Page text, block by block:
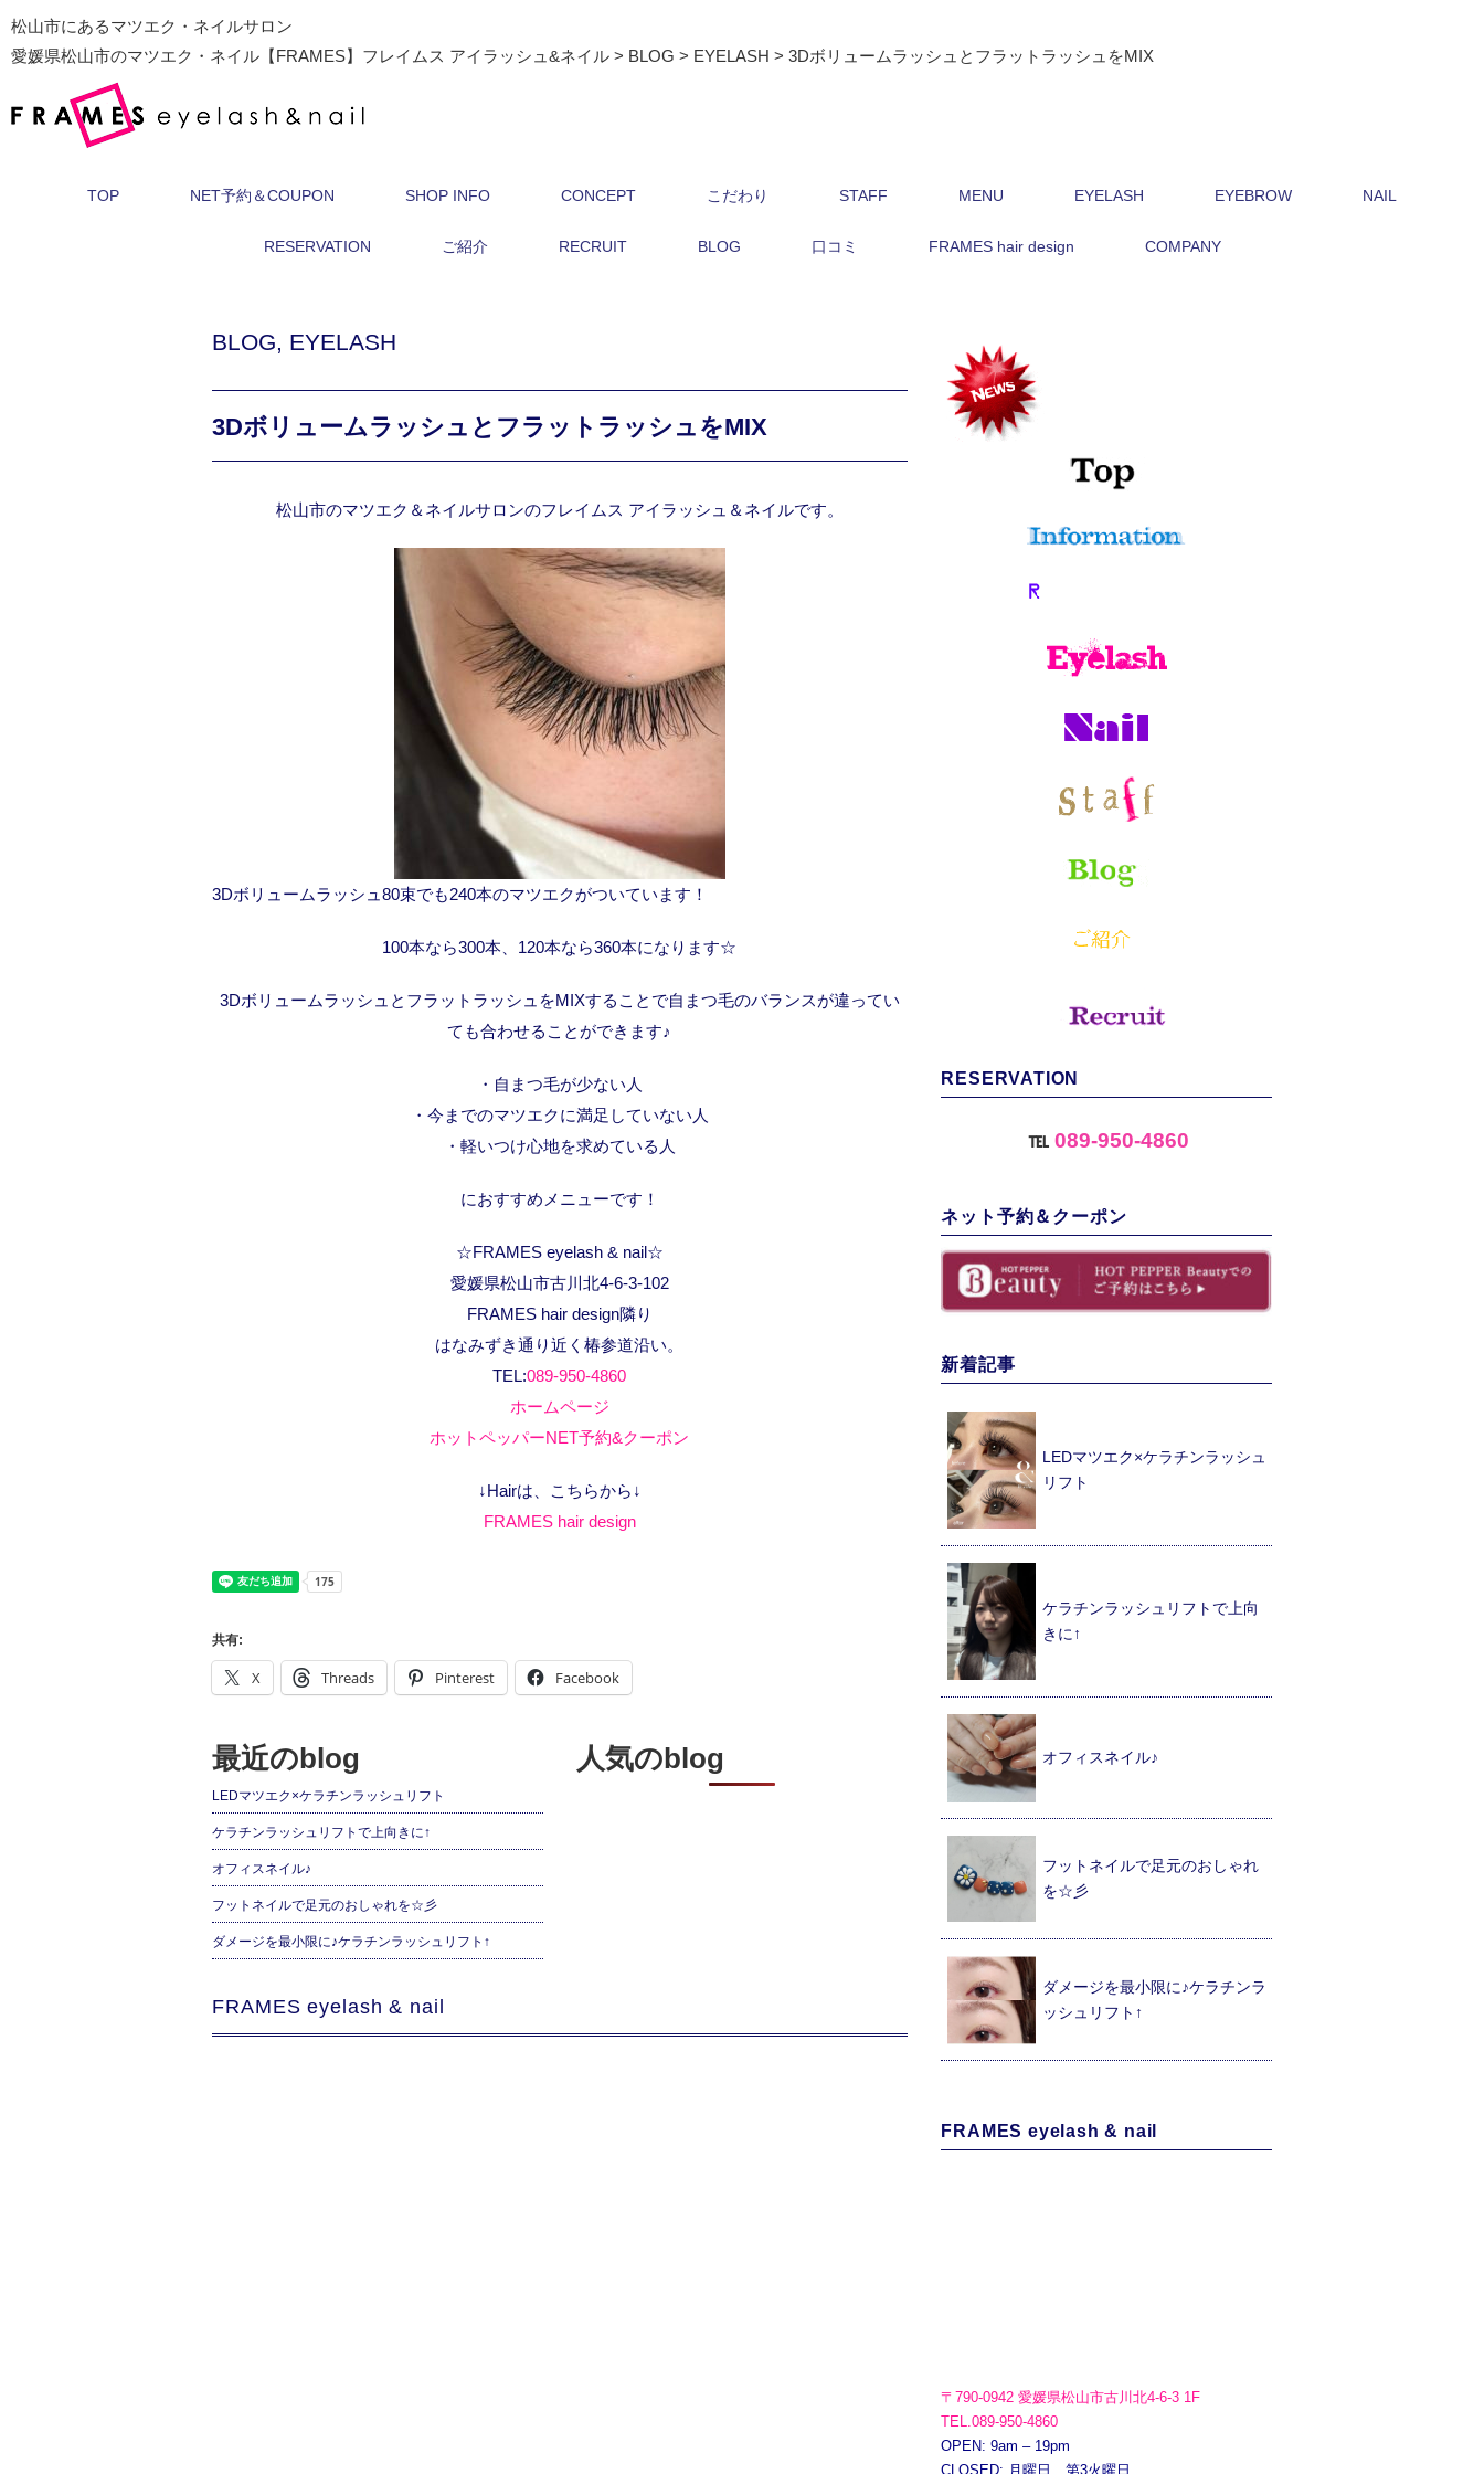
松山市にあるマツエク・ネイルサロン
愛媛県松山市のマツエク・ネイル【FRAMES】フレイムス アイラッシュ&ネイル > BLOG > EYELASH > 3DボリュームラッシュとフラットラッシュをMIX
TOP NET予約＆COUPON SHOP INFO CONCEPT こだわり STAFF MENU EYELASH EYEBROW NAIL
RESERVATION ご紹介 RECRUIT BLOG 口コミ FRAMES hair design COMPANY
BLOG, EYELASH
3DボリュームラッシュとフラットラッシュをMIX
松山市のマツエク＆ネイルサロンのフレイムス アイラッシュ＆ネイルです。
3Dボリュームラッシュ80束でも240本のマツエクがついています！
100本なら300本、120本なら360本になります☆
3DボリュームラッシュとフラットラッシュをMIXすることで自まつ毛のバランスが違ってい
ても合わせることができます♪
・自まつ毛が少ない人
・今までのマツエクに満足していない人
・軽いつけ心地を求めている人
におすすめメニューです！
☆FRAMES eyelash & nail☆
愛媛県松山市古川北4-6-3-102
FRAMES hair design隣り
はなみずき通り近く椿参道沿い。
TEL:089-950-4860
ホームページ
ホットペッパーNET予約&クーポン
↓Hairは、こちらから↓
FRAMES hair design
共有:
X Threads Pinterest Facebook
最近のblog
LEDマツエク×ケラチンラッシュリフト
ケラチンラッシュリフトで上向きに↑
オフィスネイル♪
フットネイルで足元のおしゃれを☆彡
ダメージを最小限に♪ケラチンラッシュリフト↑
人気のblog
FRAMES eyelash & nail
RESERVATION
℡089-950-4860
ネット予約＆クーポン
新着記事
LEDマツエク×ケラチンラッシュ
リフト
ケラチンラッシュリフトで上向
きに↑
オフィスネイル♪
フットネイルで足元のおしゃれ
を☆彡
ダメージを最小限に♪ケラチンラ
ッシュリフト↑
FRAMES eyelash & nail
〒790-0942 愛媛県松山市古川北4-6-3 1F
TEL.089-950-4860
OPEN: 9am – 19pm
CLOSED: 月曜日、第3火曜日